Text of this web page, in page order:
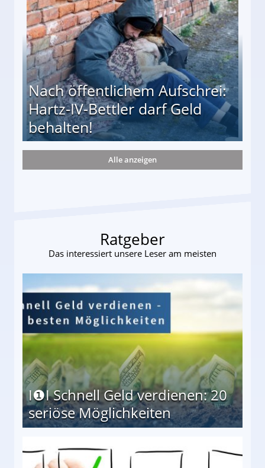
Nach öffentlichem Aufschrei:
Hartz-IV-Bettler darf Geld
behalten!
darf Geld behalten!
Alle anzeigen
Ratgeber
Das interessiert unsere Leser am meisten
I❶I Schnell Geld verdienen: 20
seriöse Möglichkeiten